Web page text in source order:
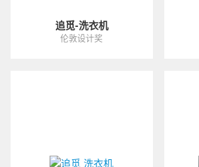
追觅-洗衣机
伦敦设计奖